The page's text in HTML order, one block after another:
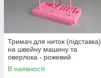
Тримач для ниток (підставка)
на швейну машину та
оверлока - рожевий
В наявності